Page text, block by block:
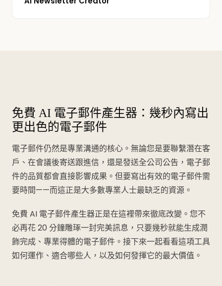
免費 AI 電子郵件產生器：幾秒內寫出
更出色的電子郵件
電子郵件仍然是專業溝通的核心。無論您是要聯繫潛在客
戶、在會議後寄送跟進信，還是發送全公司公告，電子郵
件的品質都會直接影響成果。但要寫出有效的電子郵件需
要時間——而這正是大多數專業人士最缺乏的資源。
免費 AI 電子郵件產生器正是在這裡帶來徹底改變。您不
必再花 20 分鐘雕琢一封完美訊息，只要幾秒就能生成潤
飾完成、專業得體的電子郵件。接下來一起看看這項工具
如何運作、適合哪些人，以及如何發揮它的最大價值。